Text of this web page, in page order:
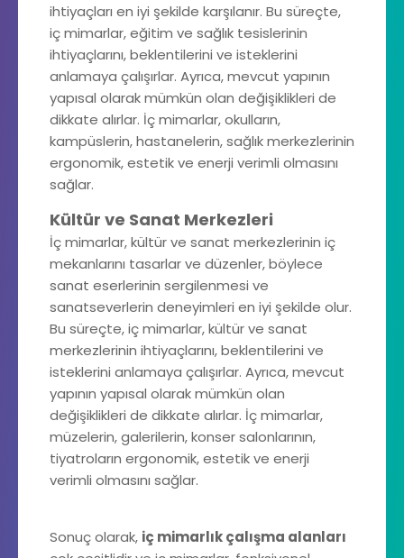
ihtiyaçları en iyi şekilde karşılanır. Bu süreçte,
iç mimarlar, eğitim ve sağlık tesislerinin
ihtiyaçlarını, beklentilerini ve isteklerini
anlamaya çalışırlar. Ayrıca, mevcut yapının
yapısal olarak mümkün olan değişiklikleri de
dikkate alırlar. İç mimarlar, okulların,
kampüslerin, hastanelerin, sağlık merkezlerinin
ergonomik, estetik ve enerji verimli olmasını
sağlar.
Kültür ve Sanat Merkezleri
İç mimarlar, kültür ve sanat merkezlerinin iç
mekanlarını tasarlar ve düzenler, böylece
sanat eserlerinin sergilenmesi ve
sanatseverlerin deneyimleri en iyi şekilde olur.
Bu süreçte, iç mimarlar, kültür ve sanat
merkezlerinin ihtiyaçlarını, beklentilerini ve
isteklerini anlamaya çalışırlar. Ayrıca, mevcut
yapının yapısal olarak mümkün olan
değişiklikleri de dikkate alırlar. İç mimarlar,
müzelerin, galerilerin, konser salonlarının,
tiyatroların ergonomik, estetik ve enerji
verimli olmasını sağlar.
Sonuç olarak, iç mimarlık çalışma alanları